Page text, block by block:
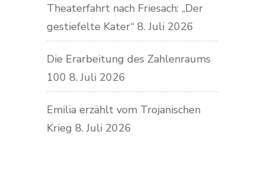
Theaterfahrt nach Friesach: „Der
gestiefelte Kater“ 8. Juli 2026
Die Erarbeitung des Zahlenraums
100 8. Juli 2026
Emilia erzählt vom Trojanischen
Krieg 8. Juli 2026